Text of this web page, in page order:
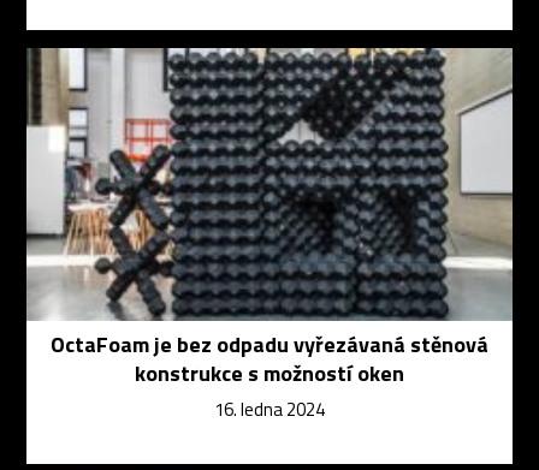
OctaFoam je bez odpadu vyřezávaná stěnová
konstrukce s možností oken
16. ledna 2024